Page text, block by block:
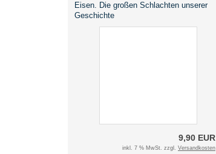
Eisen. Die großen Schlachten unserer
Geschichte
9,90 EUR
inkl. 7 % MwSt. zzgl. Versandkosten